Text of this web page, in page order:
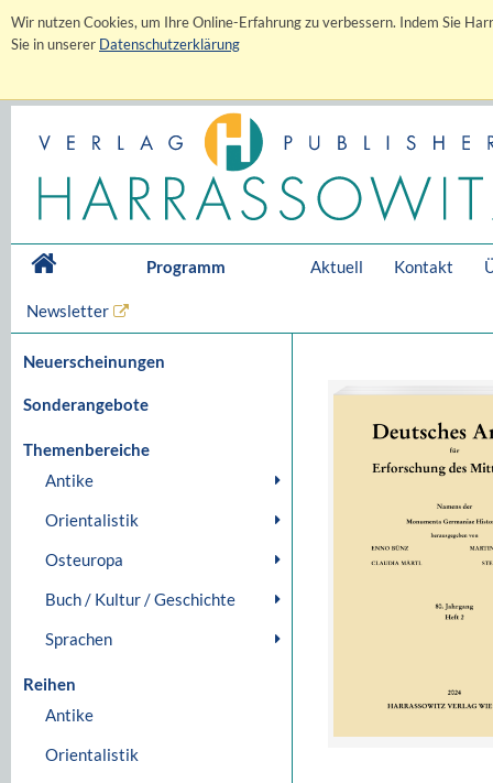
Wir nutzen Cookies, um Ihre Online-Erfahrung zu verbessern. Indem Sie
Sie in unserer Datenschutzerklärung
Programm Aktuell Kontakt
Newsletter
Neuerscheinungen
Sonderangebote
Themenbereiche
Antike
Orientalistik
Osteuropa
Buch / Kultur / Geschichte
Sprachen
Reihen
Antike
Orientalistik